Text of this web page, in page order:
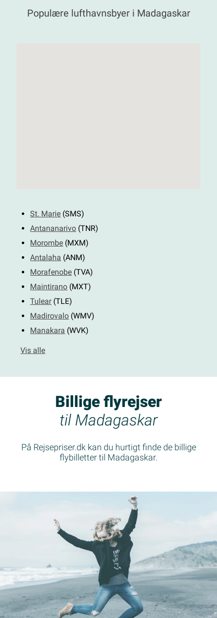
Populære lufthavnsbyer i Madagaskar
St. Marie (SMS)
Antananarivo (TNR)
Morombe (MXM)
Antalaha (ANM)
Morafenobe (TVA)
Maintirano (MXT)
Tulear(TLE)
Madirovalo (WMV)
Manakara (WVK)
Vis alle
Billige flyrejser
til Madagaskar
På Rejsepriser.dk kan du hurtigt finde de billige
flybilletter til Madagaskar.